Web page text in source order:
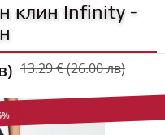
клин Infinity -
13.29 € (26.00 лв)